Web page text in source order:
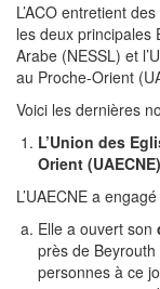
L’ACO entretient
les deux principales
Arabe (NESSL) et
au Proche-Orient
Voici les dernières
L’Union des
Orient (UAECNE)
L’UAECNE a
Elle a ouvert son
près de
personnes à ce